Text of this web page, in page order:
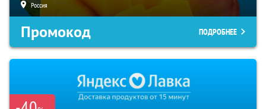
Россия
Промокод ПОДРОБНЕЕ